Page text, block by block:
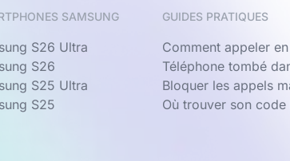
SAMSUNG
S26 Ultra
S26
S25 Ultra
S25
GUIDES PRATIQUES
Comment appeler
Téléphone tombé
Bloquer les appels
Où trouver son code